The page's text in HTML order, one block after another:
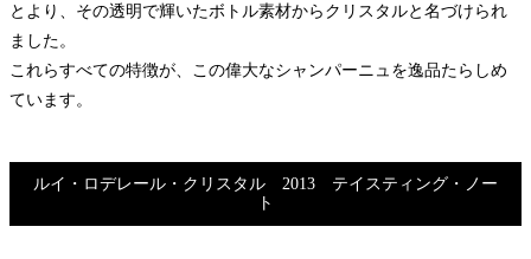
とより、その透明で輝いたボトル素材からクリスタルと名づけられ
ました。
これらすべての特徴が、この偉大なシャンパーニュを逸品たらしめ
ています。
ルイ・ロデレール・クリスタル 2013 テイスティング・ノー
ト